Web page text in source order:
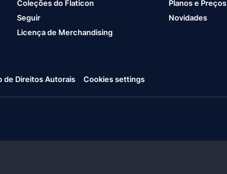
Coleções do Flaticon
Seguir
Licença de Merchandising
Planos e Preços
Novidades
de Direitos Autorais Cookies settings